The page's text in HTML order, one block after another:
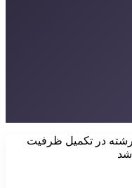
در تکمیل ظرفیت